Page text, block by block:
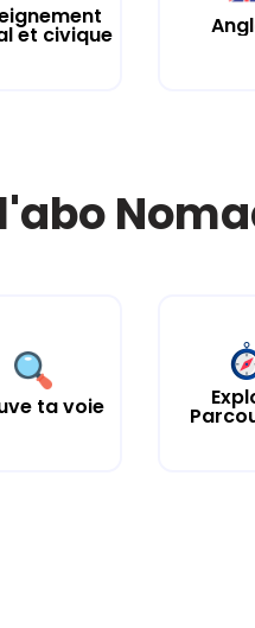
et civique
ta voie